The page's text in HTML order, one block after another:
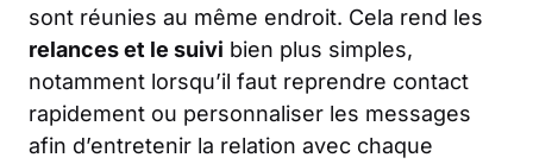
sont réunies au même endroit. Cela rend les
relances et le suivi bien plus simples,
notamment lorsqu’il faut reprendre contact
rapidement ou personnaliser les messages
afin d’entretenir la relation avec chaque